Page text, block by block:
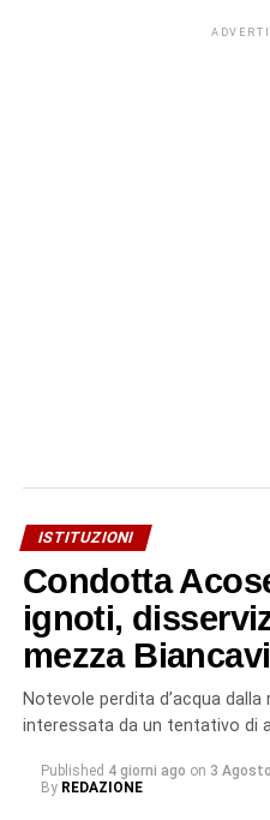
ISTITUZIONI
Condotta
ignoti,
mezza
Notevole perdita d’acqua
interessata da un tentativo di
Published 4 giorni ago on 3
By REDAZIONE